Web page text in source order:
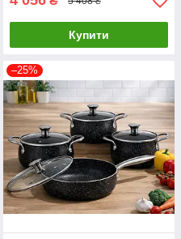
Купити
–25%